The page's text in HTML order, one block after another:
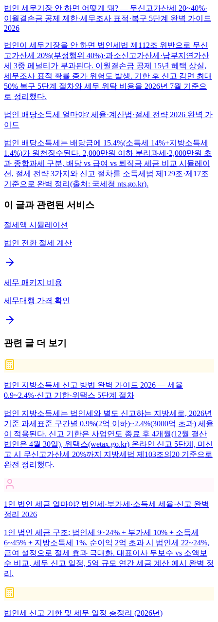
법인 세무기장 안 하면 어떻게 돼? — 무신고가산세 20~40%·
이월결손금 공제 제한·세무조사 표적·복구 5단계 완벽 가이드
2026
법인이 세무기장을 안 하면 법인세법 제112조 위반으로 무신
고가산세 20%(부정행위 40%)·과소신고가산세·납부지연가산
세 3중 페널티가 부과된다. 이월결손금 공제 15년 혜택 상실,
세무조사 표적 확률 증가 위험도 발생. 기한 후 신고 감면 최대
50% 복구 5단계 절차와 세무 위탁 비용을 2026년 7월 기준으
로 정리했다.
법인 배당소득세 얼마야? 세율·계산법·절세 전략 2026 완벽 가
이드
법인 배당소득세는 배당금에 15.4%(소득세 14%+지방소득세
1.4%)가 원천징수된다. 2,000만원 이하 분리과세·2,000만원 초
과 종합과세 구분, 배당 vs 급여 vs 퇴직금 세금 비교 시뮬레이
션, 절세 전략 3가지와 신고 절차를 소득세법 제129조·제17조
기준으로 완벽 정리(출처: 국세청 nts.go.kr).
이 글과 관련된 서비스
절세액 시뮬레이션
법인 전환 절세 계산
세무 패키지 비용
세무대행 가격 확인
관련 글 더 보기
법인 지방소득세 신고 방법 완벽 가이드 2026 — 세율
0.9~2.4%·신고 기한·위택스 5단계 절차
법인 지방소득세는 법인세와 별도 신고하는 지방세로, 2026년
기준 과세표준 구간별 0.9%(2억 이하)~2.4%(3000억 초과) 세율
이 적용된다. 신고 기한은 사업연도 종료 후 4개월(12월 결산
법인은 4월 30일), 위택스(wetax.go.kr) 온라인 신고 5단계, 미신
고 시 무신고가산세 20%까지 지방세법 제103조의20 기준으로
완전 정리했다.
1인 법인 세금 얼마야? 법인세·부가세·소득세 세율·신고 완벽
정리 2026
1인 법인 세금 구조: 법인세 9~24% + 부가세 10% + 소득세
6~45% + 지방소득세 1%. 순이익 2억 초과 시 법인세 22~24%,
급여 설정으로 절세 효과 극대화. 대표이사 무보수 vs 소액보
수 비교, 세무 신고 일정, 5억 규모 연간 세금 계산 예시 완벽 정
리.
법인세 신고 기한 및 세무 일정 총정리 (2026년)